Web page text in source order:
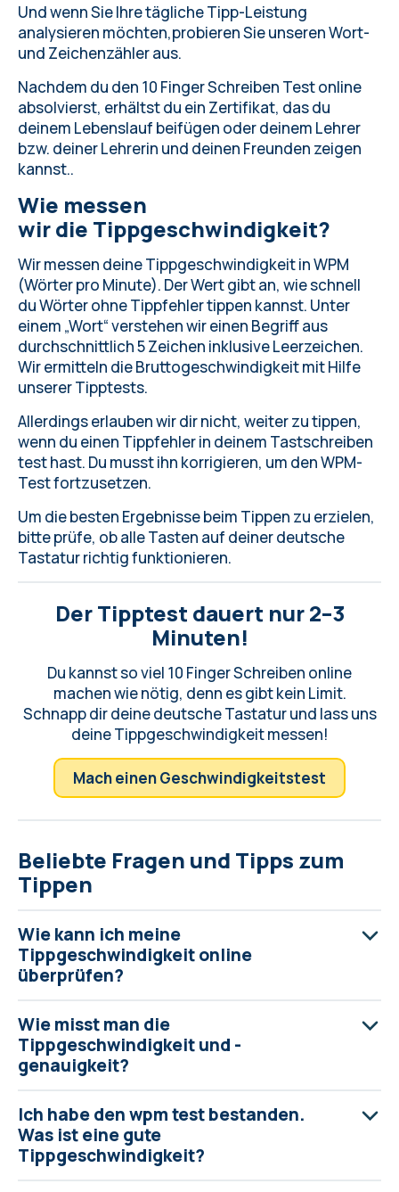
Und wenn Sie Ihre tägliche Tipp-Leistung
analysieren möchten,probieren Sie unseren Wort-
und Zeichenzähler aus.
Nachdem du den 10 Finger Schreiben Test online
absolvierst, erhältst du ein Zertifikat, das du
deinem Lebenslauf beifügen oder deinem Lehrer
bzw. deiner Lehrerin und deinen Freunden zeigen
kannst..
Wie messen
wir die Tippgeschwindigkeit?
Wir messen deine Tippgeschwindigkeit in WPM
(Wörter pro Minute). Der Wert gibt an, wie schnell
du Wörter ohne Tippfehler tippen kannst. Unter
einem „Wort“ verstehen wir einen Begriff aus
durchschnittlich 5 Zeichen inklusive Leerzeichen.
Wir ermitteln die Bruttogeschwindigkeit mit Hilfe
unserer Tipptests.
Allerdings erlauben wir dir nicht, weiter zu tippen,
wenn du einen Tippfehler in deinem Tastschreiben
test hast. Du musst ihn korrigieren, um den WPM-
Test fortzusetzen.
Um die besten Ergebnisse beim Tippen zu erzielen,
bitteprüfe, ob alle Tasten auf deiner deutsche
Tastaturrichtig funktionieren.
Der Tipptest dauert nur 2–3
Minuten!
Du kannst so viel 10 Finger Schreiben online
machen wie nötig, denn es gibt kein Limit.
Schnapp dir deine deutsche Tastatur und lass uns
deine Tippgeschwindigkeit messen!
Mach einen Geschwindigkeitstest
Beliebte Fragen und Tipps zum
Tippen
Wie kann ich meine
Tippgeschwindigkeit online
überprüfen?
Wie misst man die
Tippgeschwindigkeit und -
genauigkeit?
Ich habe den wpm test bestanden.
Was ist eine gute
Tippgeschwindigkeit?